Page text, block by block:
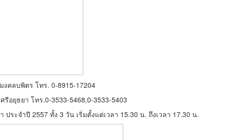
งคลบพิตร โทร. 0-8915-17204
อยุธยา โทร.0-3533-5468,0-3533-5403
ประจำปี 2557 ทั้ง 3 วัน เริ่มตั้งแต่เวลา 15.30 น. ถึงเวลา 17.30 น.